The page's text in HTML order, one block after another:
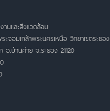
นและสิ่งแวดล้อม
ะจอมเกล้าพระนครเหนือ วิทยาเขตระยอง
อ.บ้านค่าย จ.ระยอง 21120